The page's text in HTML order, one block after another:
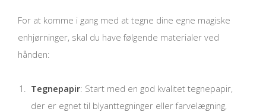
For at komme i gang med at tegne dine egne magiske
enhjørninger, skal du have følgende materialer ved
hånden:
Tegnepapir: Start med en god kvalitet tegnepapir,
der er egnet til blyanttegninger eller farvelægning,